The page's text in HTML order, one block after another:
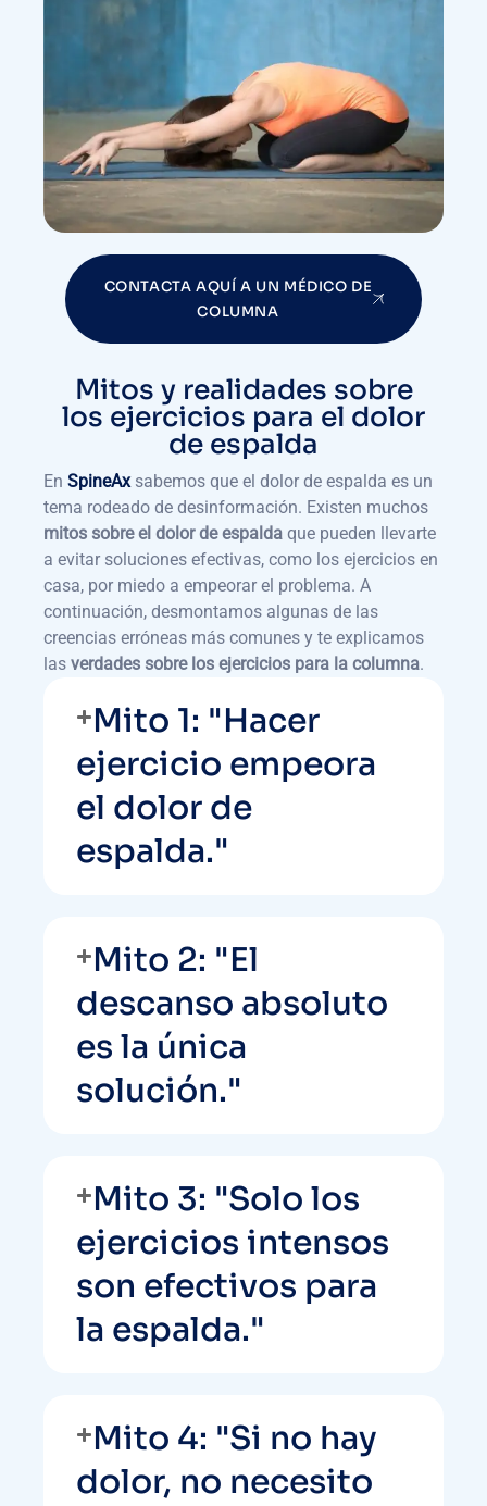
CONTACTA AQUÍ A UN MÉDICO DE
COLUMNA
Mitos y realidades sobre
los ejercicios para el dolor
de espalda
En SpineAxsabemos que el dolor de espalda es un
tema rodeado de desinformación. Existen muchos
mitos sobre el dolor de espalda que pueden llevarte
a evitar soluciones efectivas, como los ejercicios en
casa, por miedo a empeorar el problema. A
continuación, desmontamos algunas de las
creencias erróneas más comunes y te explicamos
las verdades sobre los ejercicios para la columna.
Mito 1: "Hacer
ejercicio empeora
el dolor de
espalda."
Mito 2: "El
descanso absoluto
es la única
solución."
Mito 3: "Solo los
ejercicios intensos
son efectivos para
la espalda."
Mito 4: "Si no hay
dolor, no necesito